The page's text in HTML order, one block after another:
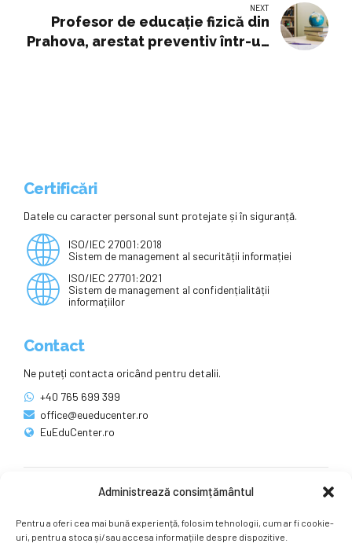
Administrează consimțământul
Pentru a oferi cea mai bună experiență, folosim tehnologii, cum ar fi cookie-
uri, pentru a stoca și/sau accesa informațiile despre dispozitive.
NEXT
Profesor de educaţie fizică din
Prahova, arestat preventiv într-un
Certificări
Datele cu caracter personal sunt protejate și în siguranță.
ISO/IEC 27001:2018
Sistem de management al securității informației
ISO/IEC 27701:2021
Sistem de management al confidențialității
informațiilor
Contact
Ne puteți contacta oricând pentru detalii.
+40 765 699 399
office@eueducenter.ro
EuEduCenter.ro
Ne puteți găsi și pe rețelele sociale.